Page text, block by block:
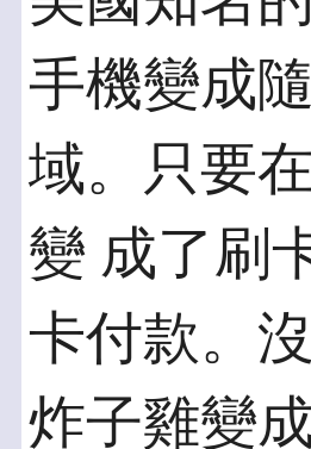
手機變成
域。只要
變 成了刷
卡付款。
炸子雞變